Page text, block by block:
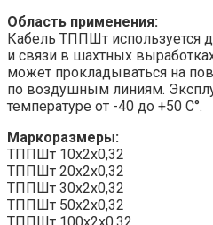
Область применения:
Кабель ТППШт используется
и связи в шахтных
может прокладываться на
по воздушным линиям.
температуре от -40 до +50 С°.
Маркоразмеры:
ТППШт 10x2x0,32
ТППШт 20x2x0,32
ТППШт 30x2x0,32
ТППШт 50x2x0,32